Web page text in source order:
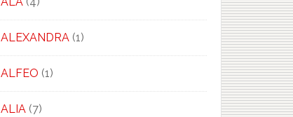
ALEXANDRA(1)
ALFEO(1)
ALIA(7)